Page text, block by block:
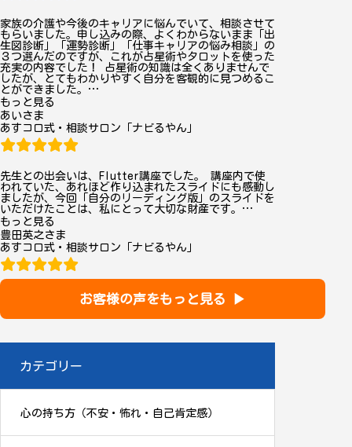
家族の介護や今後のキャリアに悩んでいて、相談させて
もらいました。申し込みの際、よくわからないまま「出
生図診断」「運勢診断」「仕事キャリアの悩み相談」の
３つ選んだのですが、これが占星術やタロットを使った
充実の内容でした！ 占星術の知識は全くありませんで
したが、とてもわかりやすく自分を客観的に見つめるこ
とができました。 …
もっと見る
あいさま
あすコロ式・相談サロン「ナビるやん」
先生との出会いは、Flutter講座でした。 講座内で使
われていた、あれほど作り込まれたスライドにも感動し
ましたが、今回「自分のリーディング版」のスライドを
いただけたことは、私にとって大切な財産です。 …
もっと見る
田
英
之”
豊田英之さま
あすコロ式・相談サロン「ナビるやん」
お客様の声をもっと見る ▶
カテゴリー
心の持ち方（不安・怖れ・自己肯定感）